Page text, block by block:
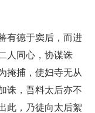
有德于窦后，而进
人同心，协谋诛
掩捕，使妇寺无从
诛，吾料太后亦不
此，乃徒向太后絮